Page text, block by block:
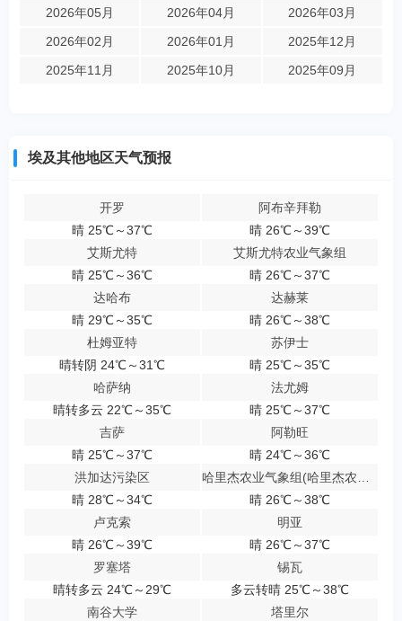
2026年05月
2026年04月
2026年03月
2026年02月
2026年01月
2025年12月
2025年11月
2025年10月 2025年09月
埃及其他地区天气预报
开罗
晴 25℃～37℃
阿布辛拜勒
晴 26℃～39℃
艾斯尤特
晴 25℃～36℃
艾斯尤特农业气象组
晴 26℃～37℃
达哈布
晴 29℃～35℃
达赫莱
晴 26℃～38℃
杜姆亚特
晴转阴 24℃～31℃
苏伊士
晴 25℃～35℃
哈萨纳
晴转多云 22℃～35℃
法尤姆
晴 25℃～37℃
吉萨
晴 25℃～37℃
阿勒旺
晴 24℃～36℃
洪加达污染区
晴 28℃～34℃
晴 26℃～38℃
卢克索
晴 26℃～39℃
明亚
晴 26℃～37℃
罗塞塔
晴转多云 24℃～29℃
锡瓦
多云转晴 25℃～38℃
南谷大学
塔里尔